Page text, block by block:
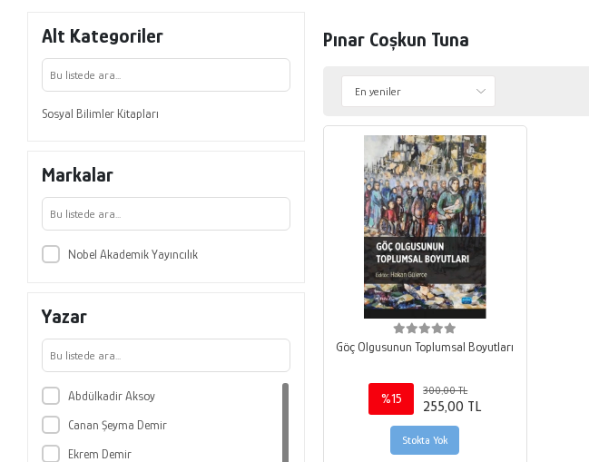
Alt Kategoriler
Sosyal Bilimler Kitapları
Markalar
Nobel Akademik Yayıncılık
Yazar
Abdülkadir Aksoy
Canan Şeyma Demir
Ekrem Demir
Pınar Coşkun Tuna
Göç Olgusunun Toplumsal Boyutları
%15
300,00 TL
255,00 TL
Stokta Yok